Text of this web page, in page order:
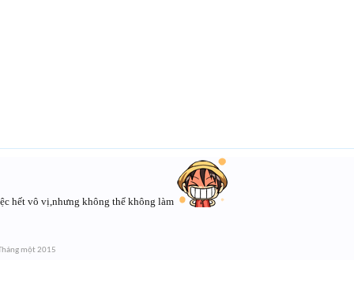
hết vô vị,nhưng không thể không làm
một 2015